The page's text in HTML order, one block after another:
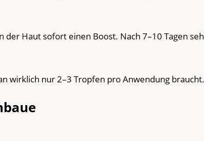
der Haut sofort einen Boost. Nach 7–10 Tagen
wirklich nur 2–3 Tropfen pro Anwendung braucht.